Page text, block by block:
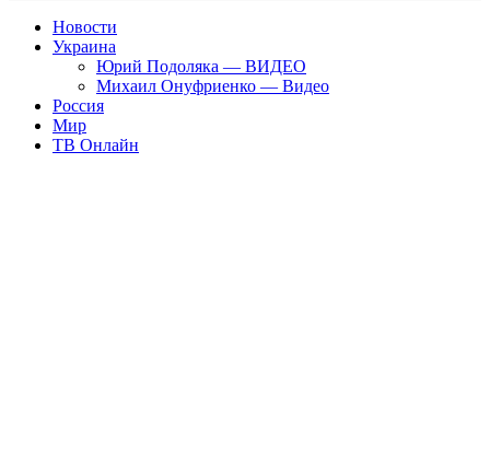
Новости
Украина
Юрий Подоляка — ВИДЕО
Михаил Онуфриенко — Видео
Россия
Мир
ТВ Онлайн